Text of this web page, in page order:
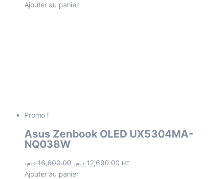
Ajouter au panier
Promo !
Asus Zenbook OLED UX5304MA-
NQ038W
16,600.00 د.م. 12,690.00 د.م. HT
Ajouter au panier